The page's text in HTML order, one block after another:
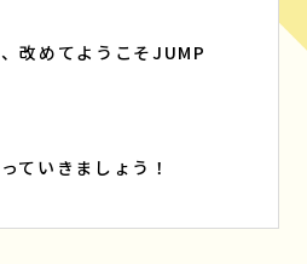
改めてようこそJUMP
ていきましょう！